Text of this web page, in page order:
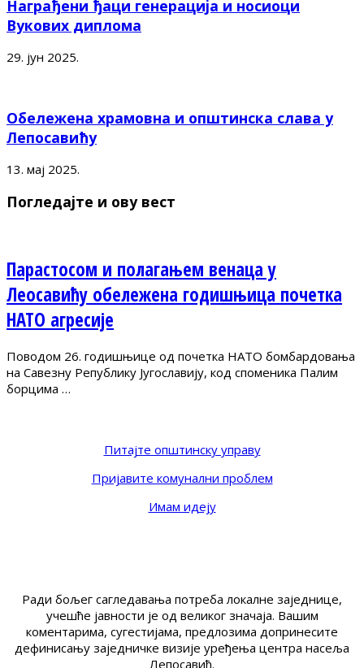
Награђени ђаци генерација и носиоци
Вукових диплома
29. јун 2025.
Обележена храмовна и општинска слава у
Лепосавићу
13. мај 2025.
Погледајте и ову вест
Парастосом и полагањем венаца у
Леосавићу обележена годишњица почетка
НАТО агресије
Поводом 26. годишњице од почетка НАТО бомбардовања
на Савезну Републику Југославију, код споменика Палим
борцима …
Питајте општинску управу
Пријавите комунални проблем
Имам идеју
Ради бољег сагледавања потреба локалне заједнице,
учешће јавности је од великог значаја. Вашим
коментарима, сугестијама, предлозима допринесите
дефинисању заједничке визије уређења центра насеља
Лепосавић.